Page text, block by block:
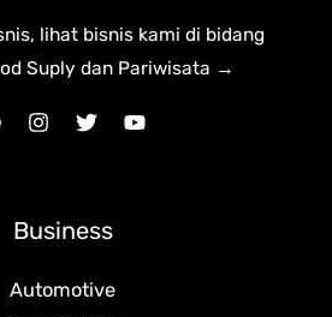
lihat bisnis kami di bidang
Suply dan Pariwisata →
Business
Automotive